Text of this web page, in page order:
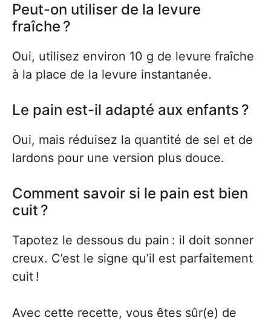
Peut-on utiliser de la levure
fraîche ?
Oui, utilisez environ 10 g de levure fraîche
à la place de la levure instantanée.
Le pain est-il adapté aux enfants ?
Oui, mais réduisez la quantité de sel et de
lardons pour une version plus douce.
Comment savoir si le pain est bien
cuit ?
Tapotez le dessous du pain : il doit sonner
creux. C’est le signe qu’il est parfaitement
cuit !
Avec cette recette, vous êtes sûr(e) de